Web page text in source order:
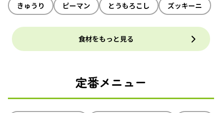
きゅうり
ピーマン とうもろこし ズッキーニ
食材をもっと見る
定番メニュー